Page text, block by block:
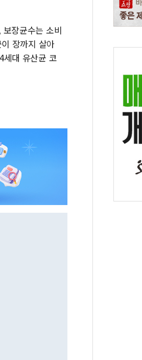
장균수는 소비
장까지 살아
세대 유산균 코